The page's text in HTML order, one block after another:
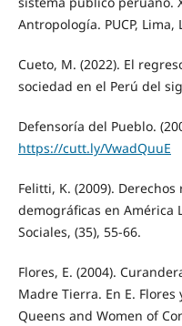
Antropología. PUCP, Lima,
Cueto, M. (2022). El
sociedad en el Perú del
Defensoría del Pueblo.
https://cutt.ly/VwadQuuE
Felitti, K. (2009).
demográficas en América
Sociales, (35), 55-66.
Flores, E. (2004).
Madre Tierra. En E. Flores
Queens and Women of